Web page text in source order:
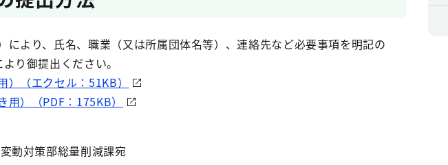
により、氏名、職業（又は所属団体名等）、連絡先など必要事項を明記の
り御提出ください。
（エクセル：51KB）
）（PDF：175KB）
動対策部総量削減課宛